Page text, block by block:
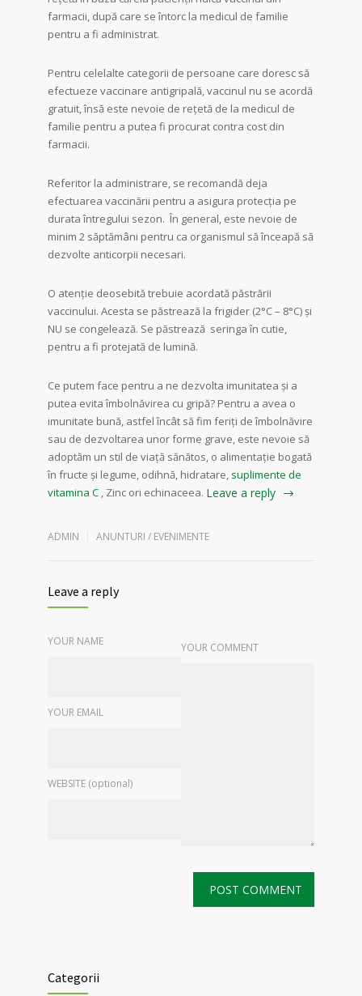
farmacii, după care se întorc la medicul de familie
pentru a fi administrat.
Pentru celelalte categorii de persoane care doresc să
efectueze vaccinare antigripală, vaccinul nu se acordă
gratuit, însă este nevoie de rețetă de la medicul de
familie pentru a putea fi procurat contra cost din
farmacii.
Referitor la administrare, se recomandă deja
efectuarea vaccinării pentru a asigura protecția pe
durata întregului sezon. În general, este nevoie de
minim 2 săptămâni pentru ca organismul să înceapă să
dezvolte anticorpii necesari.
O atenție deosebită trebuie acordată păstrării
vaccinului. Acesta se păstrează la frigider (2°C – 8°C) și
NU se congelează. Se păstrează seringa în cutie,
pentru a fi protejată de lumină.
Ce putem face pentru a ne dezvolta imunitatea și a
putea evita îmbolnăvirea cu gripă? Pentru a avea o
imunitate bună, astfel încât să fim feriți de îmbolnăvire
sau de dezvoltarea unor forme grave, este nevoie să
adoptăm un stil de viață sănătos, o alimentaţie bogată
în fructe şi legume, odihnă, hidratare, suplimente de
vitamina C , Zinc ori echinaceea. Leave a reply
ADMIN ANUNTURI / EVENIMENTE
Leave a reply
YOUR NAME
YOUR EMAIL
WEBSITE (optional)
YOUR COMMENT
Categorii